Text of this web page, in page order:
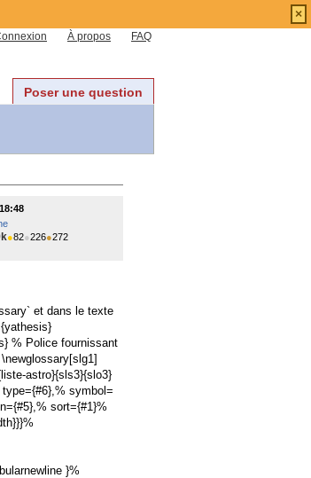
À propos FAQ
Poser une question
●82●226●272
et dans le texte
% Police fournissant
astro}{sls3}{slo3}
symbol=
sort={#1}%
}%
×